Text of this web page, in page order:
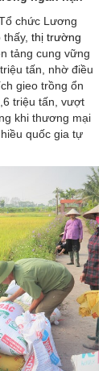
chức Lương
thị trường
tảng cung vững
tấn, nhờ điều
gieo trồng ổn
triệu tấn, vượt
khi thương mại
quốc gia tự